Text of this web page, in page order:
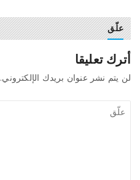
علّق
أترك تعليقا
لن يتم نشر عنوان بريدك الإلكتروني.